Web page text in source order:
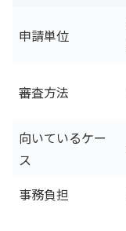
申請単位
審査方法
向いているケー
ス
事務負担